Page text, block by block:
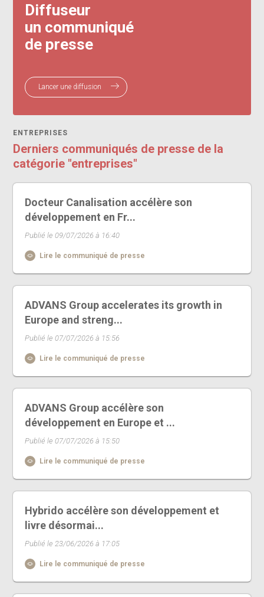
Diffuseur
un communiqué
de presse
Lancer une diffusion
ENTREPRISES
Derniers communiqués de presse de la
catégorie "entreprises"
Docteur Canalisation accélère son
développement en Fr...
Publié le 09/07/2026 à 16:40
Lire le communiqué de presse
ADVANS Group accelerates its growth in
Europe and streng...
Publié le 07/07/2026 à 15:56
Lire le communiqué de presse
ADVANS Group accélère son
développement en Europe et ...
Publié le 07/07/2026 à 15:50
Lire le communiqué de presse
Hybrido accélère son développement et
livre désormai...
Publié le 23/06/2026 à 17:05
Lire le communiqué de presse